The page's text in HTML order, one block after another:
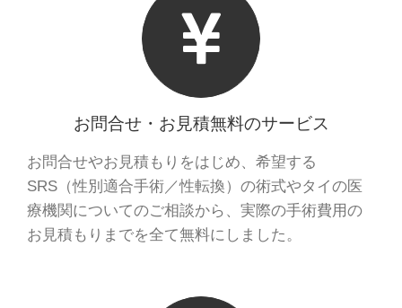
お問合せ・お見積無料のサービス
お問合せやお見積もりをはじめ、希望する
SRS（性別適合手術／性転換）の術式やタイの医
療機関についてのご相談から、実際の手術費用の
お見積もりまでを全て無料にしました。